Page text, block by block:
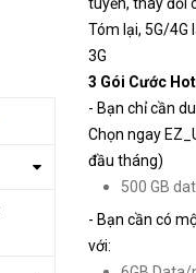
Tóm lại, 5G/4G
3G
3 Gói Cước
- Bạn chỉ cần
Chọn ngay
đầu tháng)
500 GB
- Bạn cần có
với: